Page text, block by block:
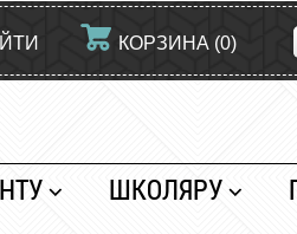
КОРЗИНА (0)
ШКОЛЯРУ